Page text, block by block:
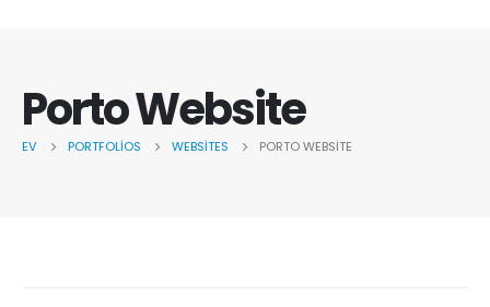
Porto Website
EV PORTFOLIOS WEBSITES PORTO WEBSITE